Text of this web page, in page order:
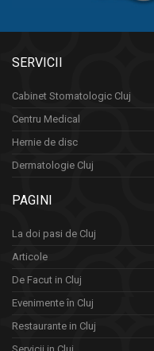
SERVICII
Cabinet Stomatologic Cluj
Centru Medical
Hernie de disc
Dermatologie Cluj
PAGINI
La doi pasi de Cluj
Articole
De Facut in Cluj
Evenimente în Cluj
Restaurante in Cluj